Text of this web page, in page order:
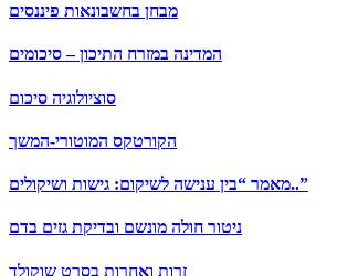
מבחן בחשבונאות פיננסים
המדינה במזרח התיכון – סיכומים
סוציולוגיה סיכום
הקורטקס המוטורי-המשך
מאמר “בין ענישה לשיקום: גישות ושיקולים..”
ניטור חולה מונשם ובדיקת גזים בדם
זרות ואחרות בסרט שוקולד